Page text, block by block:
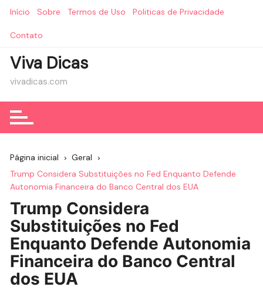
Início Sobre Termos de Uso Politicas de Privacidade
Contato
Viva Dicas
vivadicas.com
Página inicial
Geral
Trump Considera Substituições no Fed Enquanto Defende
Autonomia Financeira do Banco Central dos EUA
Trump Considera
Substituições no Fed
Enquanto Defende Autonomia
Financeira do Banco Central
dos EUA